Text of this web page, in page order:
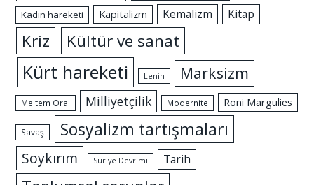
Kadın hareketi Kapitalizm Kemalizm Kitap
Kriz Kültür ve sanat
Kürt hareketi Lenin Marksizm
Meltem Oral Milliyetçilik Modernite Roni Margulies
Savaş Sosyalizm tartışmaları
Soykırım Suriye Devrimi Tarih